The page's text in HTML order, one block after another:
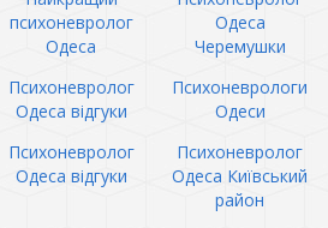
психоневролог
Одеса
Одеса
Черемушки
Психоневролог
Одеса відгуки
Психоневрологи
Одеси
Психоневролог
Одеса відгуки
Психоневролог
Одеса Київський
район